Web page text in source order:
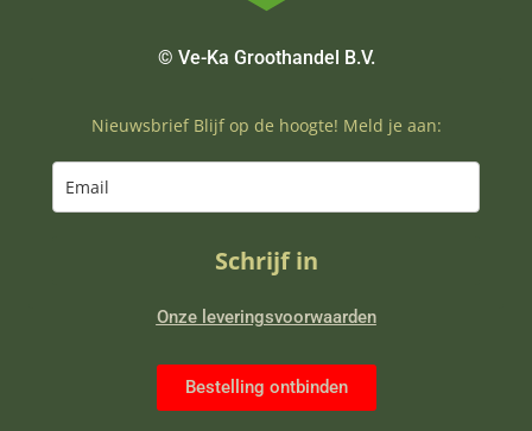
© Ve-Ka Groothandel B.V.
Nieuwsbrief Blijf op de hoogte! Meld je aan:
Schrijf in
Onze leveringsvoorwaarden
Bestelling ontbinden